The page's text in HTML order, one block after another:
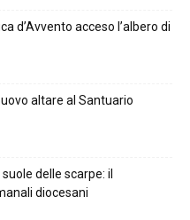
d’Avvento acceso l’albero di
altare al Santuario
delle scarpe: il
diocesani